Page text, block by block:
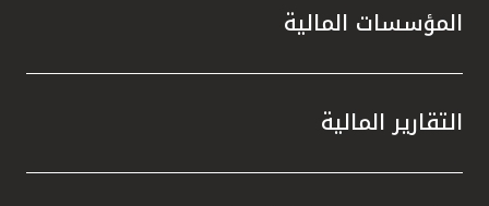
المؤسسات المالية
التقارير المالية